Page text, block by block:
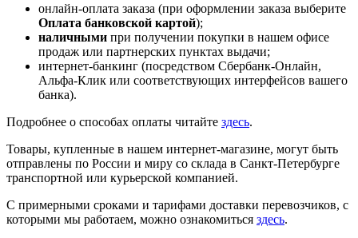
онлайн-оплата заказа (при оформлении заказа выберите
Оплата банковской картой);
наличными при получении покупки в нашем офисе
продаж или партнерских пунктах выдачи;
интернет-банкинг (посредством Сбербанк-Онлайн,
Альфа-Клик или соответствующих интерфейсов вашего
банка).
Подробнее о способах оплаты читайте здесь.
Товары, купленные в нашем интернет-магазине, могут быть
отправлены по России и миру со склада в Санкт-Петербурге
транспортной или курьерской компанией.
С примерными сроками и тарифами доставки перевозчиков, с
которыми мы работаем, можно ознакомиться здесь.